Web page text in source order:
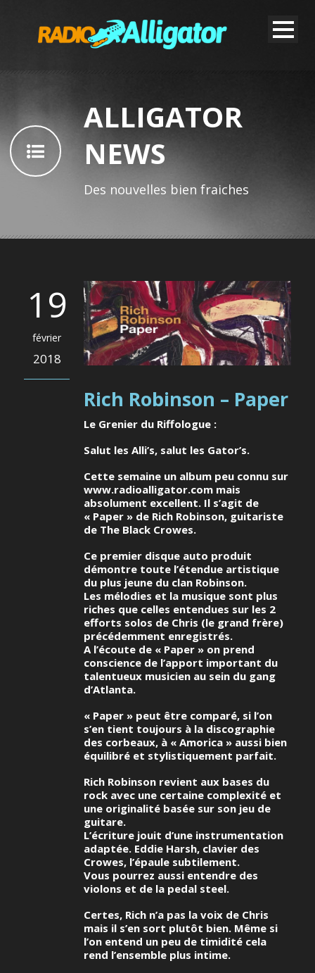
ALLIGATOR
NEWS
Des nouvelles bien fraiches
19
février
2018
Rich Robinson – Paper
Le Grenier du Riffologue :
Salut les Alli’s, salut les Gator’s.
Cette semaine un album peu connu sur
www.radioalligator.com mais
absolument excellent. Il s’agit de
« Paper » de Rich Robinson, guitariste
de The Black Crowes.
Ce premier disque auto produit
démontre toute l’étendue artistique
du plus jeune du clan Robinson.
Les mélodies et la musique sont plus
riches que celles entendues sur les 2
efforts solos de Chris (le grand frère)
précédemment enregistrés.
A l’écoute de « Paper » on prend
conscience de l’apport important du
talentueux musicien au sein du gang
d’Atlanta.
« Paper » peut être comparé, si l’on
s’en tient toujours à la discographie
des corbeaux, à « Amorica » aussi bien
équilibré et stylistiquement parfait.
Rich Robinson revient aux bases du
rock avec une certaine complexité et
une originalité basée sur son jeu de
guitare.
L’écriture jouit d’une instrumentation
adaptée. Eddie Harsh, clavier des
Crowes, l’épaule subtilement.
Vous pourrez aussi entendre des
violons et de la pedal steel.
Certes, Rich n’a pas la voix de Chris
mais il s’en sort plutôt bien. Même si
l’on entend un peu de timidité cela
rend l’ensemble plus intime.